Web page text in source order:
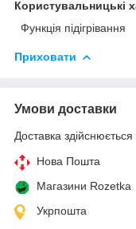
Користувальницькі
Функція підігрівання
Приховати
Умови доставки
Доставка здійснюється
Нова Пошта
Магазини Rozetka
Укрпошта